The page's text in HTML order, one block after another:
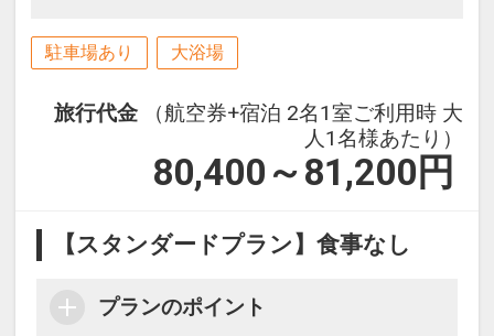
駐車場あり 大浴場
旅行代金
（航空券+宿泊 2名1室ご利用時 大
人1名様あたり）
80,400～81,200 円
【スタンダードプラン】食事なし
プランのポイント